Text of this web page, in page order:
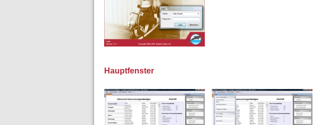
Hauptfenster